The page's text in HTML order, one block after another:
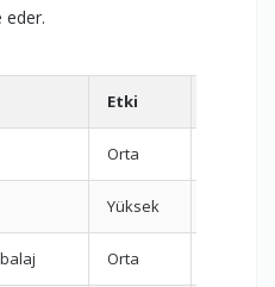
eder.
Etki
Orta
Yüksek
Orta